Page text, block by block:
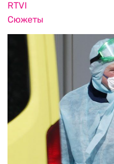
RTVI
Сюжеты